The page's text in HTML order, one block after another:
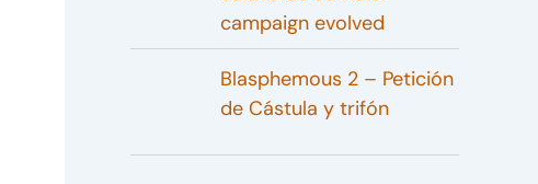
campaign evolved
Blasphemous 2 – Petición
de Cástula y trifón